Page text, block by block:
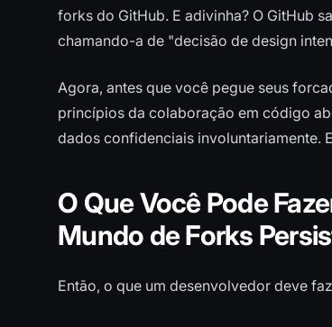
forks do GitHub. E adivinha? O GitHub
chamando-a de "decisão de design
Agora, antes que você pegue seus
princípios da colaboração em código
dados confidenciais involuntariamente.
O Que Você Pode
Mundo de Forks
Então, o que um desenvolvedor deve